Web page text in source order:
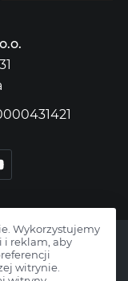
Wykorzystujemy
i reklam, aby
witrynie.